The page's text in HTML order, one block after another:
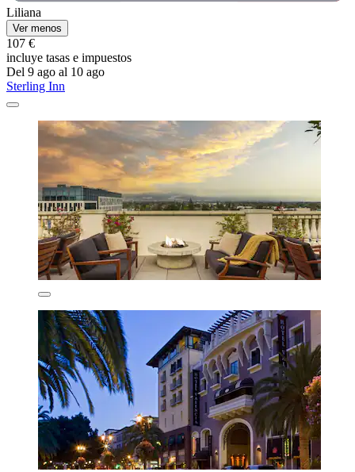
Liliana
Ver menos
107 €
incluye tasas e impuestos
Del 9 ago al 10 ago
Sterling Inn